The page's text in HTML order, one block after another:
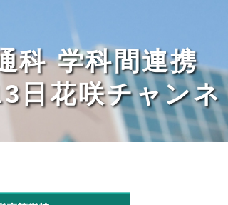
科 学科間連携
日花咲チャンネ